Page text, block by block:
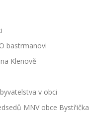
bastrmanovi
Klenově
v obci
MNV obce Bystřička